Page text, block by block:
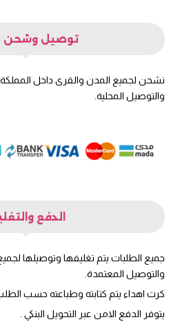
توصيل وشحن
نشحن لجميع المدن والقرى داخل
والتوصيل المحلية.
الدفع
جميع الطلبات يتم تغليفها وتوصيلها
والتوصيل المعتمدة.
كرت اهداء يتم كتابته وطباعته حسب
يتوفر الدفع الامن عبر التحويل البنكي .